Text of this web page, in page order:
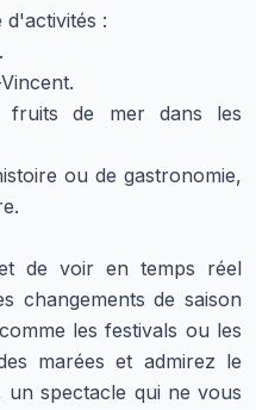
:
fruits de mer dans les
ou de gastronomie,
de voir en temps réel
changements de saison
les festivals ou les
marées et admirez le
spectacle qui ne vous